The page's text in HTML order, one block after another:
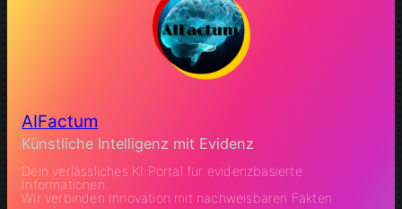
AIFactum
Künstliche Intelligenz mit Evidenz
Dein verlässliches KI Portal für evidenzbasierte
Informationen.
Wir verbinden Innovation mit nachweisbaren Fakten.